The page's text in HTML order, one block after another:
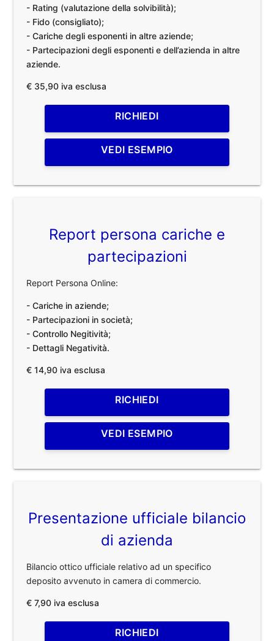
- Rating (valutazione della solvibilità);
- Fido (consigliato);
- Cariche degli esponenti in altre aziende;
- Partecipazioni degli esponenti e dell’azienda in altre
aziende.
€ 35,90 iva esclusa
RICHIEDI
VEDI ESEMPIO
Report persona cariche e
partecipazioni
Report Persona Online:
- Cariche in aziende;
- Partecipazioni in società;
- Controllo Negitività;
- Dettagli Negatività.
€ 14,90 iva esclusa
RICHIEDI
VEDI ESEMPIO
Presentazione ufficiale bilancio
di azienda
Bilancio ottico ufficiale relativo ad un specifico
deposito avvenuto in camera di commercio.
€ 7,90 iva esclusa
RICHIEDI